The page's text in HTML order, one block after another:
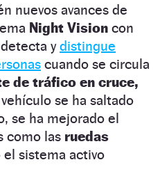
nuevos avances de
Night Vision con
ydistingue
cuando se circula
de tráfico en cruce,
se ha saltado
se ha mejorado el
como las ruedas
el sistema activo